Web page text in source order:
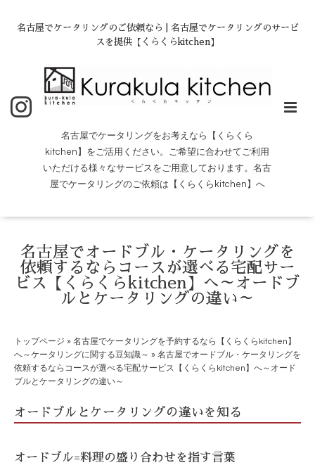
名古屋でケータリングのご依頼なら | 名古屋でケータリングのサービ
スを提供【くらくらkitchen】
名古屋でケータリングをお考えなら【くらくら
kitchen】をご活用ください。ご希望に合わせてご利用
いただける様々なサービスをご用意しております。名古
屋でケータリングのご依頼は【くらくらkitchen】へ
名古屋でオードブル・ケータリングを
依頼するならコースが選べる宅配サー
ビス【くらくらkitchen】へ～オードブ
ルとケータリングの違い～
トップページ » 名古屋でケータリングを予約するなら【くらくらkitchen】
へ～ケータリングに関する豆知識～ » 名古屋でオードブル・ケータリングを
依頼するならコースが選べる宅配サービス【くらくらkitchen】へ～オード
ブルとケータリングの違い～
オードブルとケータリングの違いを知る
オードブル=料理の盛り合わせを指す言葉